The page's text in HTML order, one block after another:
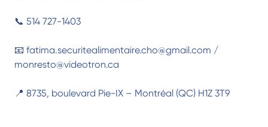
📞 514 727-1403
📧 fatima.securitealimentaire.cho@gmail.com /
monresto@videotron.ca
📍 8735, boulevard Pie-IX – Montréal (QC) H1Z 3T9